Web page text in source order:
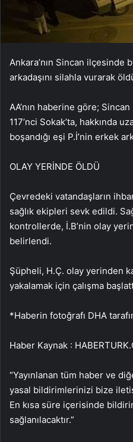
Ankara’nın Sincan ilçesinde
arkadaşını silahla vurarak
AA’nın haberine göre;
117’nci Sokak’ta, hakkında
boşandığı eşi P.İ’nin erkek
OLAY YERİNDE ÖLDÜ
Çevredeki vatandaşların
sağlık ekipleri sevk edildi.
kontrollerde, İ.B’nin olay
belirlendi.
Şüpheli, H.Ç. olay yerinden
yakalamak için çalışma
*Haberin fotoğrafı DHA
Haber Kaynak :
“Yayınlanan tüm haber ve
yasal bildirimlerinizi bize
En kısa süre içerisinde
sağlanılacaktır.”